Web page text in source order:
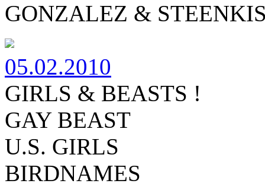
GONZALEZ &
05.02.2010
GIRLS & BEASTS !
GAY BEAST
U.S. GIRLS
BIRDNAMES